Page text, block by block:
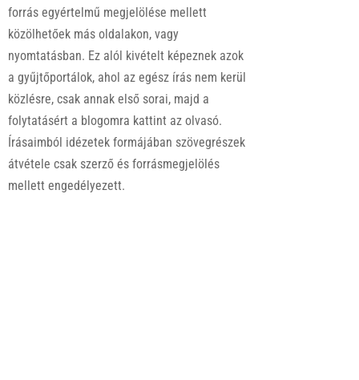
forrás egyértelmű megjelölése mellett
közölhetőek más oldalakon, vagy
nyomtatásban. Ez alól kivételt képeznek azok
a gyűjtőportálok, ahol az egész írás nem kerül
közlésre, csak annak első sorai, majd a
folytatásért a blogomra kattint az olvasó.
Írásaimból idézetek formájában szövegrészek
átvétele csak szerző és forrásmegjelölés
mellett engedélyezett.